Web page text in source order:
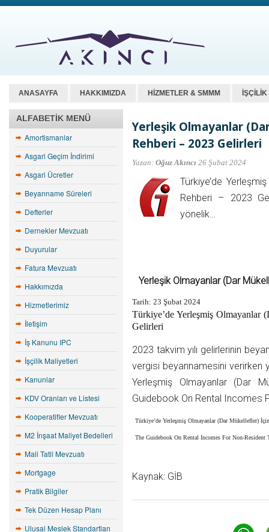
ANASAYFA HAKKIMIZDA HİZMETLER & SMMM
ALFABETIK MENÜ
Amortismanlar
Asgari Geçim İndirimi
Asgari Ücretler
Beyanname Süreleri
Defterler
Dernekler Mevzuatı
Duyurular
Fatura Mevzuatı
Hakkımızda
Hizmetlerimiz
İletişim
İş Kanunu IPC
İşçilik Maliyetleri
Kanunlar
KDV Oranları ve Listesi
Kooperatifler Mevzuatı
M2 İnşaat Maliyet Bedelleri
Mali Tatil Mevzuatı
Mortgage
Pratik Bilgiler
Tek Düzen Hesap Planı
Ulusal Meslek Standartları
Yerleşik Olmayanlar
Rehberi – 2023 Gelirleri
Yazan: Oğuz Akıncı 26 Şubat 2024
Türkiye’de
Rehberi – 2023
yönelik…
Yerleşik Olmayanlar (Dar
Tarih: 23 Şubat 2024
Türkiye’de Yerleşmiş
Gelirleri
2023 takvim yılı gelirlerinin
vergisi beyannamesini verirken
Yerleşmiş Olmayanlar (Dar
Guidebook On Rental Incomes
Türkiye’de Yerleşmiş Olmayanlar (Dar Mükellefler)
The Guidebook On Rental Incomes For Non-Resident
Kaynak: GİB